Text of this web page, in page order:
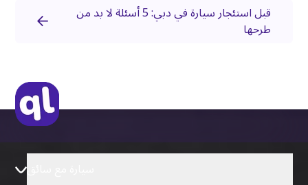
قبل استئجار سيارة في دبي: 5 أسئلة لا بد من
طرحها